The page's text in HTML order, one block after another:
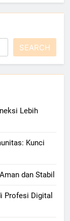
SEARCH
Lebih
Kunci
dan Stabil
Profesi Digital